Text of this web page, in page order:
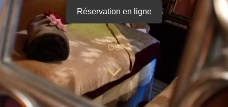
Femme enceinte
Enfant
Esthétique / Bronzage
Amincissant
Réservation en ligne
OU